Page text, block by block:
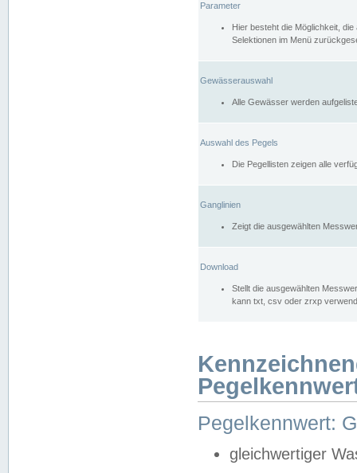
Parameter
Hier besteht die Möglichkeit,
Selektionen im Menü
Gewässerauswahl
Alle Gewässer werden
Auswahl des Pegels
Die Pegellisten zeigen alle
Ganglinien
Zeigt die ausgewählten
Download
Stellt die ausgewählten
kann txt, csv oder zrxp
Pegelkennwert:
gleichwertiger